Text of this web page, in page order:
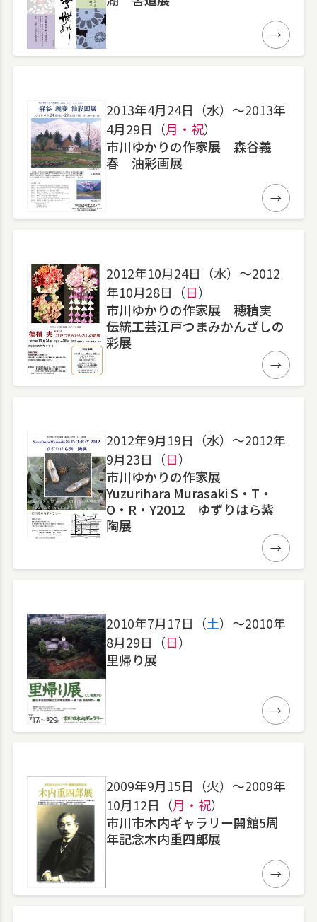
詳細
2013年4月24日（水）〜2013年
4月29日（月・祝）
市川ゆかりの作家展 森谷義
春 油彩画展
詳細
2012年10月24日（水）〜2012
年10月28日（日）
市川ゆかりの作家展 穂積実
伝統工芸江戸つまみかんざしの
彩展
詳細
2012年9月19日（水）〜2012年
9月23日（日）
市川ゆかりの作家展
Yuzurihara Murasaki S・T・
O・R・Y2012 ゆずりはら紫
陶展
詳細
2010年7月17日（土）〜2010年
8月29日（日）
里帰り展
詳細
2009年9月15日（火）〜2009年
10月12日（月・祝）
市川市木内ギャラリー開館5周
年記念木内重四郎展
詳細